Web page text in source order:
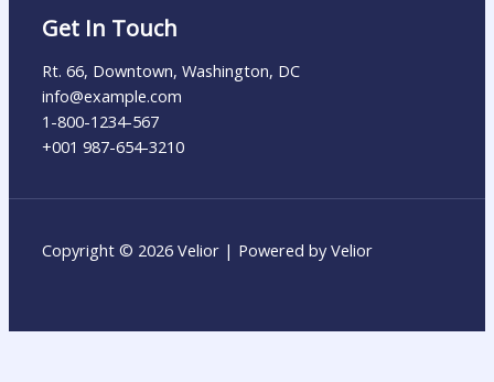
Get In Touch
Rt. 66, Downtown, Washington, DC
info@example.com​
1-800-1234-567
+001 987-654-3210
Copyright © 2026 Velior | Powered by Velior